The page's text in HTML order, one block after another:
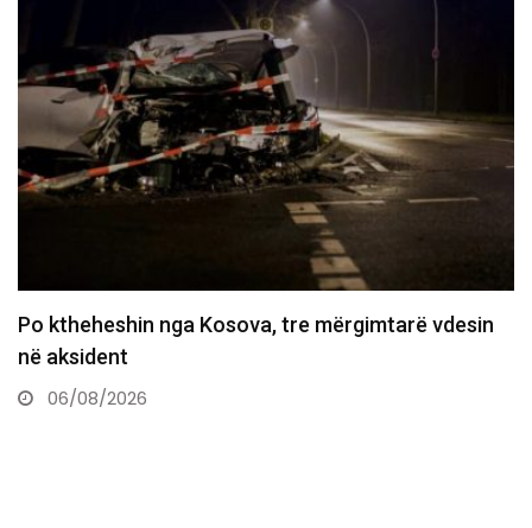
Policia konfirmon ekstradimin e Dukagjin Nikollajt
nga Spanja, i dyshuar…
06/08/2026